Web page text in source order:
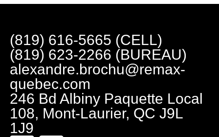
(819) 616-5665 (CELL)
(819) 623-2266 (BUREAU)
alexandre.brochu@remax-
quebec.com
246 Bd Albiny Paquette Local
108, Mont-Laurier, QC J9L
1J9